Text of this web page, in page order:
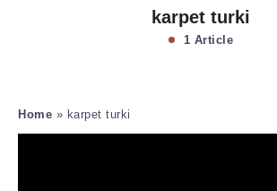
karpet turki
1 Article
Home » karpet turki